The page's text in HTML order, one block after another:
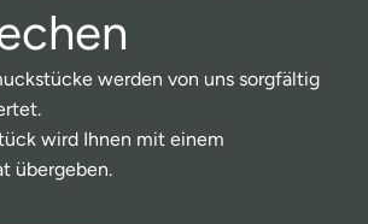
werden von uns sorgfältig
wird Ihnen mit einem
übergeben.